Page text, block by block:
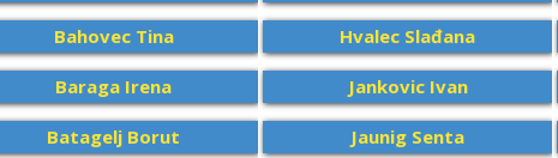
Bahovec Tina
Baraga Irena
Batagelj Borut
Hvalec Slađana
Jankovic Ivan
Jaunig Senta